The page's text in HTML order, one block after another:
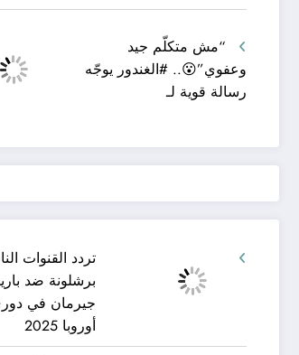
“مش متكلّم جيد
وعفوي”😮.. #الغندور يوجّه
رسالة قوية لـ
تردد القنوات
برشلونة ضد
جيرمان في
أوروبا 2025